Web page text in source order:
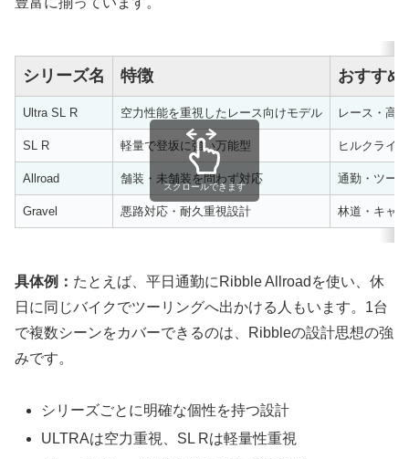
シリーズ名 特徴 おすすめ
Ultra SL R 空力性能を重視したレース向けモデル レース・高
SL R 軽量で登坂に強い万能型 ヒルクライ
Allroad 舗装・未舗装を問わず対応 通勤・ツー
Gravel 悪路対応・耐久重視設計 林道・キャ
スクロールできます
具体例： たとえば、平日通勤にRibble Allroadを使い、休
日に同じバイクでツーリングへ出かける人もいます。1台
で複数シーンをカバーできるのは、Ribbleの設計思想の強
みです。
シリーズごとに明確な個性を持つ設計
ULTRAは空力重視、SL Rは軽量性重視